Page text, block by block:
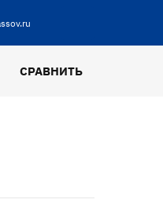
СРАВНИТЬ